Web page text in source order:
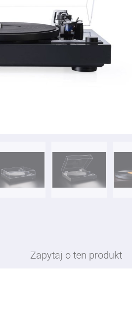
Zapytaj o ten produkt